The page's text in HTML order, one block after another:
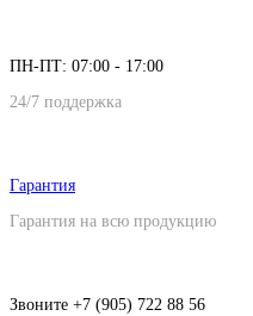
ПН-ПТ: 07:00 - 17:00
24/7 поддержка
Гарантия
Гарантия на всю продукцию
Звоните +7 (905) 722 88 56